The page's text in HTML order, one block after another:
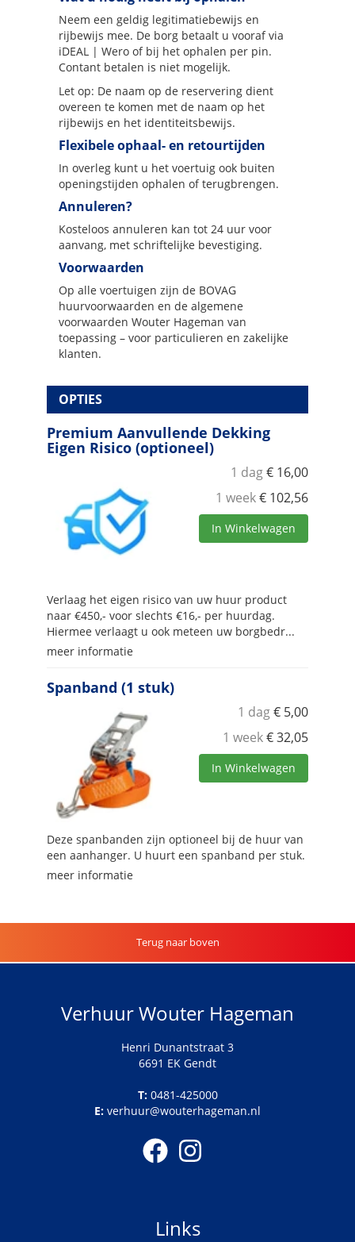
Neem een geldig legitimatiebewijs en
rijbewijs mee. De borg betaalt u vooraf via
iDEAL | Wero of bij het ophalen per pin.
Contant betalen is niet mogelijk.
Let op: De naam op de reservering dient
overeen te komen met de naam op het
rijbewijs en het identiteitsbewijs.
Flexibele ophaal- en retourtijden
In overleg kunt u het voertuig ook buiten
openingstijden ophalen of terugbrengen.
Annuleren?
Kosteloos annuleren kan tot 24 uur voor
aanvang, met schriftelijke bevestiging.
Voorwaarden
Op alle voertuigen zijn de BOVAG
huurvoorwaarden en de algemene
voorwaarden Wouter Hageman van
toepassing – voor particulieren en zakelijke
klanten.
OPTIES
Premium Aanvullende Dekking
Eigen Risico (optioneel)
1 dag€ 16,00
1 week€ 102,56
In Winkelwagen
Verlaag het eigen risico van uw huur product
naar €450,- voor slechts €16,- per huurdag.
Hiermee verlaagt u ook meteen uw borgbedr...
meer informatie
Spanband (1 stuk)
1 dag€ 5,00
1 week€32,05
In Winkelwagen
Deze spanbanden zijn optioneel bij de huur van
een aanhanger. U huurt een spanband per stuk.
meer informatie
Terug naar boven
Verhuur Wouter Hageman
Henri Dunantstraat 3
6691 EK Gendt
T: 0481-425000
E: verhuur@wouterhageman.nl
Links